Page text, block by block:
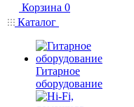
Корзина 0
Каталог
Гитарное
оборудование